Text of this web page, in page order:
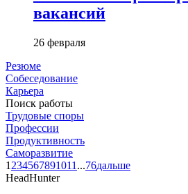
вакансий
26 февраля
Резюме
Собеседование
Карьера
Поиск работы
Трудовые споры
Профессии
Продуктивность
Саморазвитие
1 234567891011 ...76дальше
HeadHunter